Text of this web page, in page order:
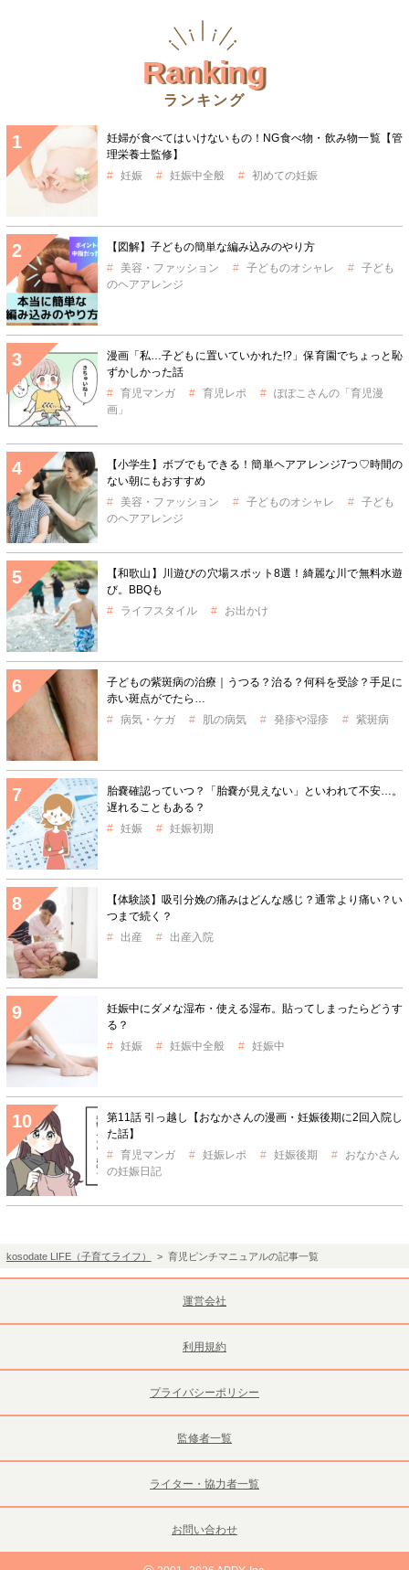
Ranking
ランキング
妊婦が食べてはいけないもの！NG食べ物・飲み物一覧【管
理栄養士監修】
妊娠
妊娠中全般 初めての妊娠
【図解】子どもの簡単な編み込みのやり方
美容・ファッション
子どものオシャレ
子ども
のヘアアレンジ
漫画「私…子どもに置いていかれた!?」保育園でちょっと恥
ずかしかった話
育児マンガ
育児レポ
ぽぽこさんの「育児漫
画」
【小学生】ボブでもできる！簡単ヘアアレンジ7つ♡時間の
ない朝にもおすすめ
美容・ファッション
子どものオシャレ
子ども
のヘアアレンジ
【和歌山】川遊びの穴場スポット8選！綺麗な川で無料水遊
び。BBQも
ライフスタイル
お出かけ
子どもの紫斑病の治療｜うつる？治る？何科を受診？手足に
赤い斑点がでたら…
病気・ケガ
肌の病気 発疹や湿疹 紫斑病
胎嚢確認っていつ？「胎嚢が見えない」といわれて不安…。
遅れることもある？
妊娠
妊娠初期
【体験談】吸引分娩の痛みはどんな感じ？通常より痛い？い
つまで続く？
出産
出産入院
妊娠中にダメな湿布・使える湿布。貼ってしまったらどうす
る？
妊娠
妊娠中全般 妊娠中
第11話 引っ越し【おなかさんの漫画・妊娠後期に2回入院し
た話】
育児マンガ
妊娠レポ 妊娠後期
おなかさん
の妊娠日記
kosodate LIFE（子育てライフ） > 育児ピンチマニュアルの記事一覧
運営会社
利用規約
プライバシーポリシー
監修者一覧
ライター・協力者一覧
お問い合わせ